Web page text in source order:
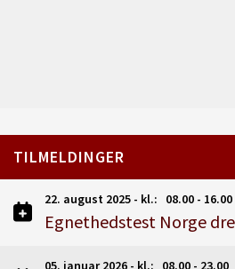
TILMELDINGER
22. august 2025 - kl.: 08.00 - 16.00
Egnethedstest Norge
05. januar 2026 - kl.: 08.00 - 23.00